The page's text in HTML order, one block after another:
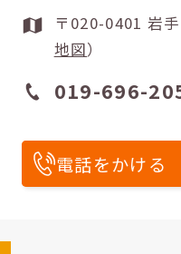
〒
地図）
019-696-
電話をかける